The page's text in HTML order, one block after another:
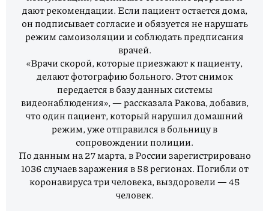
дают рекомендации. Если пациент остается дома,
он подписывает согласие и обязуется не нарушать
режим самоизоляции и соблюдать предписания
врачей.
«Врачи скорой, которые приезжают к пациенту,
делают фотографию больного. Этот снимок
передается в базу данных системы
видеонаблюдения», — рассказала Ракова, добавив,
что один пациент, который нарушил домашний
режим, уже отправился в больницу в
сопровождении полиции.
По данным на 27 марта, в России зарегистрировано
1036 случаев заражения в 58 регионах. Погибли от
коронавируса три человека, выздоровели — 45
человек.